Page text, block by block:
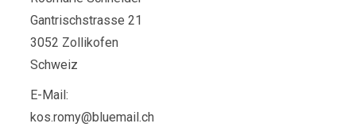
Gantrischstrasse 21
3052 Zollikofen
Schweiz
E-Mail:
kos.romy@bluemail.ch